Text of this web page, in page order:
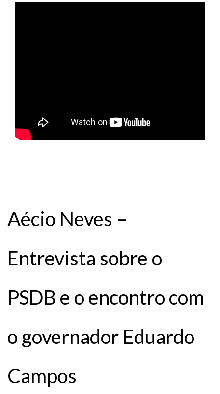
Aécio Neves –
Entrevista sobre o
PSDB e o encontro com
o governador Eduardo
Campos